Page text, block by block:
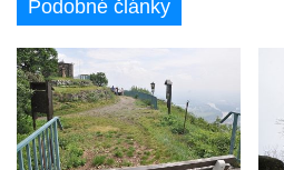
Podobné články